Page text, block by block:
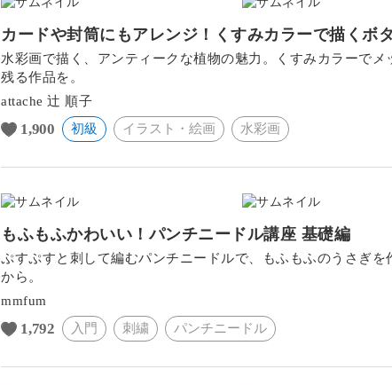
カードや封筒にもアレンジ！くすみカラーで描くボ
水彩画で描く、アンティークな植物の魅力。くすみカラーで
残る作品を。
attache 辻 順子
1,900 初級 イラスト・絵画 水彩画
もふもふかわいい！パンチニードル講座 基礎編
ぷすぷすと刺して編むパンチニードルで、もふもふのうさぎ
から。
mmfum
1,792 入門 刺繍 パンチニードル